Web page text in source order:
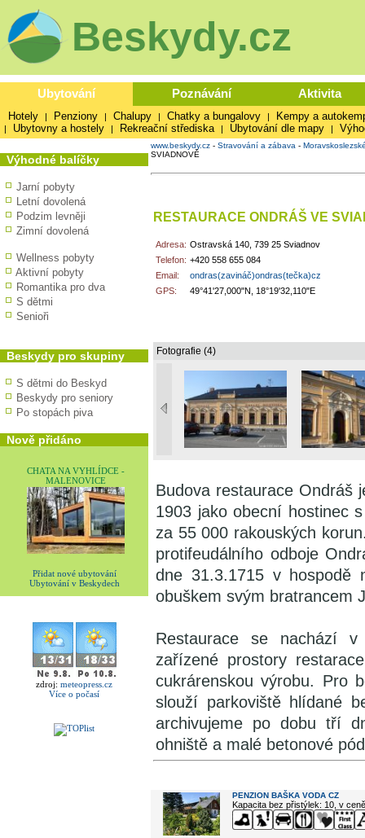
Beskydy.cz
Ubytování Poznávání Aktivita
Hotely | Penziony | Chalupy | Chatky a bungalovy | Kempy a
| Ubytovny a hostely | Rekreační střediska | Ubytování dle mapy |
Výhodné balíčky
Jarní pobyty
Letní dovolená
Podzim levněji
Zimní dovolená
Wellness pobyty
Aktivní pobyty
Romantika pro dva
S dětmi
Senioři
Beskydy pro skupiny
S dětmi do Beskyd
Beskydy pro seniory
Po stopách piva
Nově přidáno
CHATA NA VYHLÍDCE -
MALENOVICE
Přidat nové ubytování
Ubytování v Beskydech
zdroj: meteopress.cz
Více o počasí
www.beskydy.cz - Stravování a zábava -
SVIADNOVĚ
RESTAURACE ONDRÁŠ VE
Adresa: Ostravská 140, 739 25 Sviadnov
Telefon: +420 558 655 084
Email:
ondras(zavináč)ondras(tečka)cz
GPS:
49°41'27,000"N, 18°19'32,110"E
Fotografie (4)
Budova restaurace Ondráš
1903 jako obecní hostinec
za 55 000 rakouských
protifeudálního odboje
dne 31.3.1715 v
obuškem svým bratrancem
Restaurace se nachází
zařízené prostory
cukrárenskou výrobu. Pro
slouží parkoviště hlídané
archivujeme po dobu tří
ohniště a malé betonové
PENZION BAŠKA VODA CZ
Kapacita bez přistýlek: 10, v